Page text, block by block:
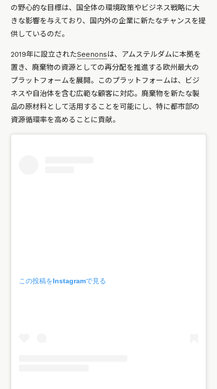
の野心的な目標は、国全体の環境政策やビジネス戦略に大
きな影響を与えており、国内外の企業に新たなチャンスを提
供しているのだ。
2019年に設立されたSeenonsは、アムステルダムに本拠を
置き、廃棄物の資源としての再分配を推進する欧州最大の
プラットフォームを展開。このプラットフォームは、ビジ
ネスや自治体を含む広範な顧客に対応。廃棄物を新たな製
品の原材料として活用することを可能にし、特に都市部の
資源循環率を高めることに貢献。
この投稿をInstagramで見る